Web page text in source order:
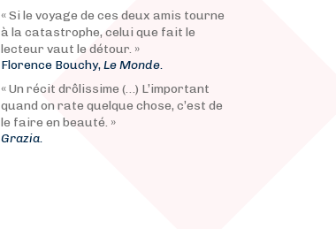
« Si le voyage de ces deux amis tourne
à la catastrophe, celui que fait le
lecteur vaut le détour. »
Florence Bouchy,Le Monde.
« Un récit drôlissime (…) L’important
quand on rate quelque chose, c’est de
le faire en beauté. »
Grazia.